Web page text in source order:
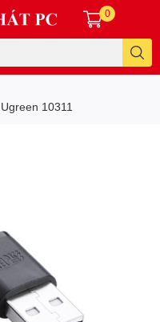
0
10311